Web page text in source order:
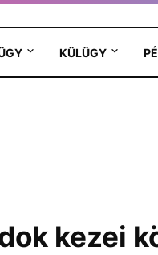
KÜLÜGY
kezei